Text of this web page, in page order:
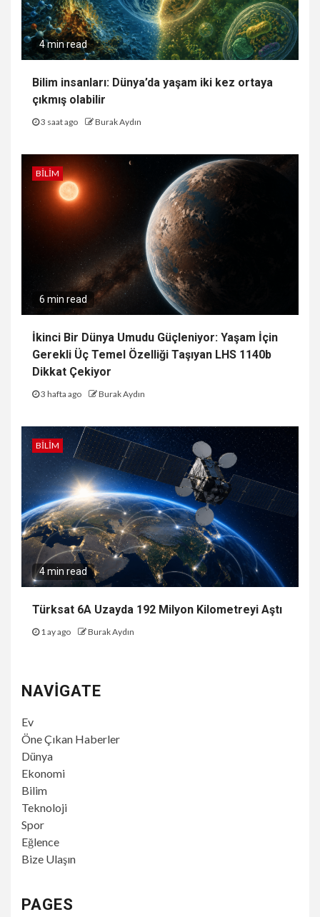
4 min read
Bilim insanları: Dünya’da yaşam iki kez ortaya
çıkmış olabilir
3 saat ago Burak Aydın
BILIM
6 min read
İkinci Bir Dünya Umudu Güçleniyor: Yaşam İçin
Gerekli Üç Temel Özelliği Taşıyan LHS 1140b
Dikkat Çekiyor
3 hafta ago Burak Aydın
BILIM
4 min read
Türksat 6A Uzayda 192 Milyon Kilometreyi Aştı
1 ay ago Burak Aydın
NAVIGATE
Ev
Öne Çıkan Haberler
Dünya
Ekonomi
Bilim
Teknoloji
Spor
Eğlence
Bize Ulaşın
PAGES